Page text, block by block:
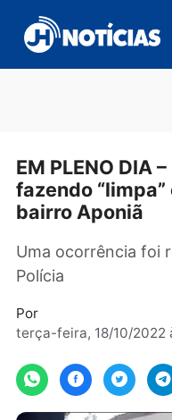
para
conteúdo
EM PLENO
fazendo
Uma ocorrência
Polícia
Por
terça-feira, 18/10/